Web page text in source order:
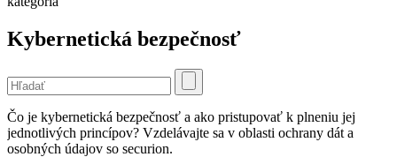
Kybernetická bezpečnosť
Čo je kybernetická bezpečnosť a ako pristupovať k plneniu jej
jednotlivých princípov? Vzdelávajte sa v oblasti ochrany dát a
osobných údajov so securion.